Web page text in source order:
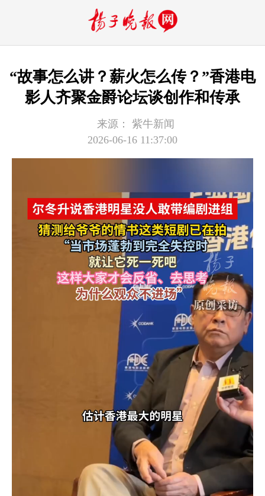
“故事怎么讲？薪火怎么传？”香港电
影人齐聚金爵论坛谈创作和传承
来源：
紫牛新闻
2026-06-16 11:37:00